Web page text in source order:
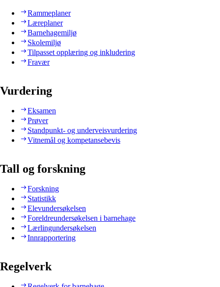
Rammeplaner
Læreplaner
Barnehagemiljø
Skolemiljø
Tilpasset opplæring og inkludering
Fravær
Vurdering
Eksamen
Prøver
Standpunkt- og underveisvurdering
Vitnemål og kompetansebevis
Tall og forskning
Forskning
Statistikk
Elevundersøkelsen
Foreldreundersøkelsen i barnehage
Lærlingundersøkelsen
Innrapportering
Regelverk